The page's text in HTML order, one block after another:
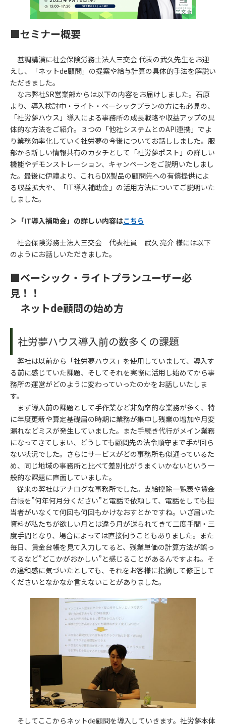
■セミナー概要
基調講演に社会保険労務士法人三交会 代表の武久先生をお迎
えし、「ネットde顧問」の提案や給与計算の具体的手法を解説い
ただきました。
なお弊社SR営業部からは以下の内容をお届けしました。石原
より、導入検討中・ライト・ベーシックプランの方にも必見の、
「社労夢ハウス」導入による事務所の成長戦略や収益アップの具
体的な方法をご紹介。３つの「他社システムとのAPI連携」でよ
り業務効率化していく社労夢の今後についてお話ししました。服
部から新しい情報共有のカタチとして「社労夢ポスト」の詳しい
機能やデモンストレーション、キャンペーンをご説明いたしまし
た。最後に伊禮より、これらDX製品の顧問先への有償提供によ
る収益拡大や、「IT導入補助金」の活用方法についてご説明いた
しました。
＞「IT導入補助金」の詳しい内容はこちら
社会保険労務士法人三交会 代表社員 武久 亮介 様には以下
のようにお話しいただきました。
■ベーシック・ライトプランユーザー必
見！！
ネットde顧問の始め方
社労夢ハウス導入前の数多くの課題
弊社は以前から「社労夢ハウス」を使用していまして、導入す
る前に感じていた課題、そしてそれを実際に活用し始めてから事
務所の運営がどのように変わっていったのかをお話しいたしま
す。
まず導入前の課題として手作業など非効率的な業務が多く、特
に年度更新や算定基礎届の時期に業務が集中し残業の増加や月変
漏れなどミスが発生していました。また手続き代行がメイン業務
になってきてしまい、どうしても顧問先の法令順守まで手が回ら
ない状況でした。さらにサービスがどの事務所も似通っているた
め、同じ地域の事務所と比べて差別化がうまくいかないという一
般的な課題に直面していました。
従来の弊社はアナログな事務所でした。支給控除一覧表や賃金
台帳を”何年何月分ください”と電話で依頼して、電話をしても担
当者がいなくて何回も何回もかけなおすとかですね。いざ届いた
資料が私たちが欲しい月とは違う月が送られてきて二度手間・三
度手間となり、場合によっては直接伺うこともありました。また
毎日、賃金台帳を見て入力してると、残業単価の計算方法が誤っ
てるなど”どこかがおかしい”と感じることがあるんですよね。そ
の違和感に気づいたとしても、それをお客様に指摘して修正して
くださいとなかなか言えないことがありました。
そしてここからネットde顧問を導入していきます。社労夢本体